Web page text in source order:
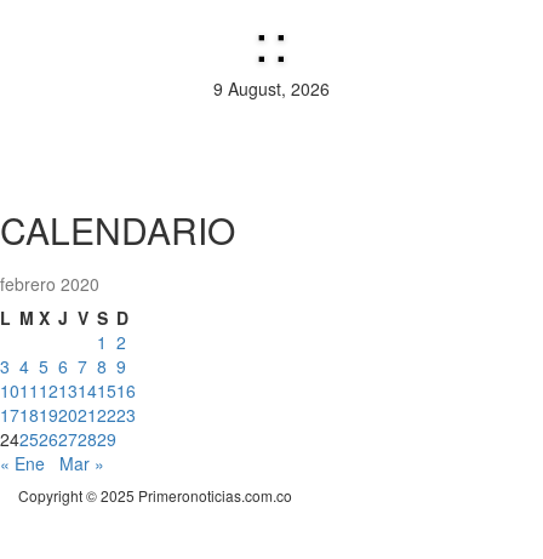
::
9 August, 2026
CALENDARIO
febrero 2020
L M X J V S D
1 2
3 4 5 6 7 8 9
1011 1213141516
17181920212223
242526272829
« Ene
Mar »
Copyright © 2025 Primeronoticias.com.co